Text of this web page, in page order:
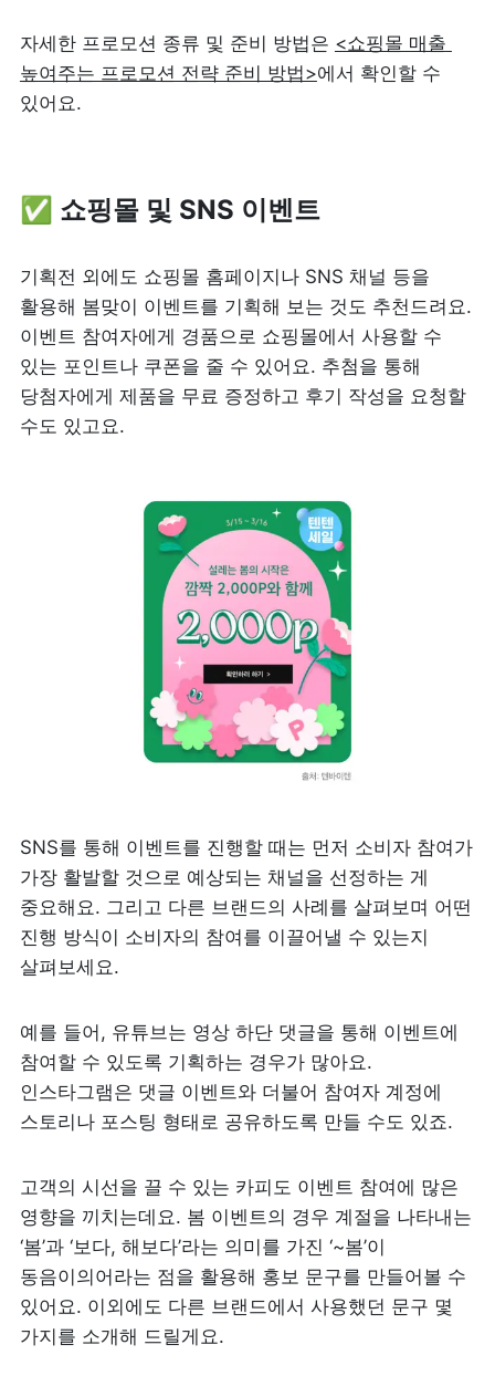
자세한 프로모션 종류 및 준비 방법은 <쇼핑몰 매출
높여주는 프로모션 전략 준비 방법>에서 확인할 수
있어요.
✅ 쇼핑몰 및 SNS 이벤트
기획전 외에도 쇼핑몰 홈페이지나 SNS 채널 등을
활용해 봄맞이 이벤트를 기획해 보는 것도 추천드려요.
이벤트 참여자에게 경품으로 쇼핑몰에서 사용할 수
있는 포인트나 쿠폰을 줄 수 있어요. 추첨을 통해
당첨자에게 제품을 무료 증정하고 후기 작성을 요청할
수도 있고요.
SNS를 통해 이벤트를 진행할 때는 먼저 소비자 참여가
가장 활발할 것으로 예상되는 채널을 선정하는 게
중요해요. 그리고 다른 브랜드의 사례를 살펴보며 어떤
진행 방식이 소비자의 참여를 이끌어낼 수 있는지
살펴보세요.
예를 들어, 유튜브는 영상 하단 댓글을 통해 이벤트에
참여할 수 있도록 기획하는 경우가 많아요.
인스타그램은 댓글 이벤트와 더불어 참여자 계정에
스토리나 포스팅 형태로 공유하도록 만들 수도 있죠.
고객의 시선을 끌 수 있는 카피도 이벤트 참여에 많은
영향을 끼치는데요. 봄 이벤트의 경우 계절을 나타내는
‘봄’과 ‘보다, 해보다’라는 의미를 가진 ‘~봄’이
동음이의어라는 점을 활용해 홍보 문구를 만들어볼 수
있어요. 이외에도 다른 브랜드에서 사용했던 문구 몇
가지를 소개해 드릴게요.